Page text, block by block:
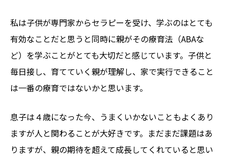
私は子供が専門家からセラピーを受け、学ぶのはとても
有効なことだと思うと同時に親がその療育法（ABAな
ど）を学ぶことがとても大切だと感じています。子供と
毎日接し、育てていく親が理解し、家で実行できること
は一番の療育ではないかと思います。
息子は４歳になった今、うまくいかないこともよくあり
ますが人と関わることが大好きです。まだまだ課題はあ
りますが、親の期待を超えて成長してくれていると思い